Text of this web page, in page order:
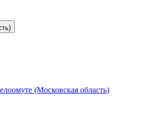
(Московская область)